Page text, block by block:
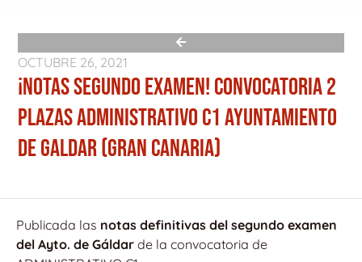
OCTUBRE 26, 2021
¡NOTAS SEGUNDO EXAMEN! CONVOCATORIA 2
PLAZAS ADMINISTRATIVO C1 AYUNTAMIENTO
DE GALDAR (GRAN CANARIA)
Publicada las notas definitivas del segundo examen
del Ayto. de Gáldar de la convocatoria de